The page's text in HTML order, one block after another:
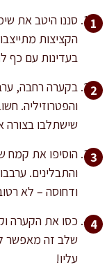
סננו היטב את
הקציצות
בעדינות עם כף
בקערה רחבה,
והפטרוזיליה.
שישתלבו בצורה
הוסיפו את קמח
והתבלינים.
ודחוסה – לא
שלב זה מאפשר
עליו!